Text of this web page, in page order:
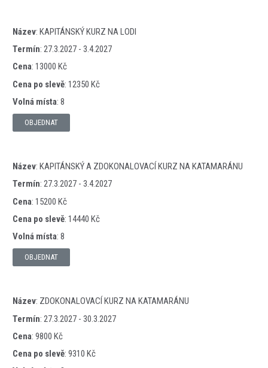
Název: KAPITÁNSKÝ KURZ NA LODI
Termín: 27.3.2027 - 3.4.2027
Cena: 13000 Kč
Cena po slevě: 12350 Kč
Volná místa: 8
OBJEDNAT
Název: KAPITÁNSKÝ A ZDOKONALOVACÍ KURZ NA KATAMARÁNU
Termín: 27.3.2027 - 3.4.2027
Cena: 15200 Kč
Cena po slevě: 14440 Kč
Volná místa: 8
OBJEDNAT
Název: ZDOKONALOVACÍ KURZ NA KATAMARÁNU
Termín: 27.3.2027 - 30.3.2027
Cena: 9800 Kč
Cena po slevě: 9310 Kč